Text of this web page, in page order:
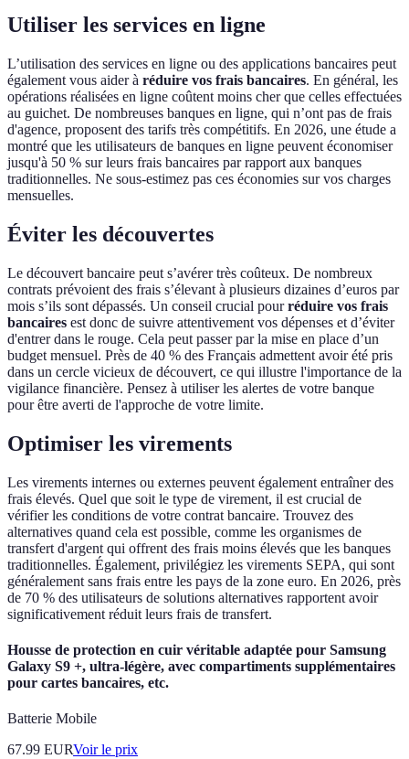
Utiliser les services en ligne
L’utilisation des services en ligne ou des applications bancaires peut
également vous aider à réduire vos frais bancaires. En général, les
opérations réalisées en ligne coûtent moins cher que celles effectuées
au guichet. De nombreuses banques en ligne, qui n’ont pas de frais
d'agence, proposent des tarifs très compétitifs. En 2026, une étude a
montré que les utilisateurs de banques en ligne peuvent économiser
jusqu'à 50 % sur leurs frais bancaires par rapport aux banques
traditionnelles. Ne sous-estimez pas ces économies sur vos charges
mensuelles.
Éviter les découvertes
Le découvert bancaire peut s’avérer très coûteux. De nombreux
contrats prévoient des frais s’élevant à plusieurs dizaines d’euros par
mois s’ils sont dépassés. Un conseil crucial pourréduire vos frais
bancaires est donc de suivre attentivement vos dépenses et d’éviter
d'entrer dans le rouge. Cela peut passer par la mise en place d’un
budget mensuel. Près de 40 % des Français admettent avoir été pris
dans un cercle vicieux de découvert, ce qui illustre l'importance de la
vigilance financière. Pensez à utiliser les alertes de votre banque
pour être averti de l'approche de votre limite.
Optimiser les virements
Les virements internes ou externes peuvent également entraîner des
frais élevés. Quel que soit le type de virement, il est crucial de
vérifier les conditions de votre contrat bancaire. Trouvez des
alternatives quand cela est possible, comme les organismes de
transfert d'argent qui offrent des frais moins élevés que les banques
traditionnelles. Également, privilégiez les virements SEPA, qui sont
généralement sans frais entre les pays de la zone euro. En 2026, près
de 70 % des utilisateurs de solutions alternatives rapportent avoir
significativement réduit leurs frais de transfert.
Housse de protection en cuir véritable adaptée pour Samsung
Galaxy S9 +, ultra-légère, avec compartiments supplémentaires
pour cartes bancaires, etc.
Batterie Mobile
67.99 EURVoir le prix